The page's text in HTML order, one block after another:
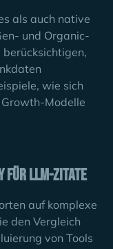
als auch native
und Organic-
wie sich
Modelle
LLM-Zitate
auf komplexe
den Vergleich
von Tools